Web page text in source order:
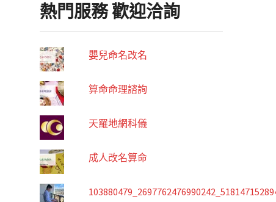
熱門服務 歡迎洽詢
嬰兒命名改名
算命命理諮詢
天羅地網科儀
成人改名算命